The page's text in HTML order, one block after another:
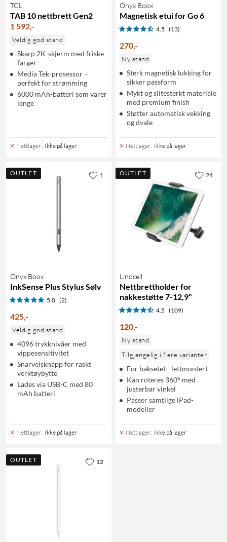
TCL
TAB 10 nettbrett Gen2
1 592,-
Veldig god stand
Skarp 2K-skjerm med friske
farger
Media Tek-prosessor –
perfekt for strømming
6000 mAh-batteri som varer
lenge
Nettlager: Ikke på lager
Onyx Boox
Magnetisk etui for Go 6
4.5 (13)
270,-
Ny stand
Sterk magnetisk lukking for
sikker passform
Mykt og slitesterkt materiale
med premium finish
Støtter automatisk vekking
og dvale
Nettlager: Ikke på lager
OUTLET
Onyx Boox
InkSense Plus Stylus Sølv
5.0 (2)
425,-
Veldig god stand
4096 trykknivåer med
vippesensitivitet
Snarveisknapp for raskt
verktøybytte
Lades via USB-C med 80
mAh batteri
Nettlager: Ikke på lager
1 OUTLET
Linocell
Nettbrettholder for
nakkestøtte 7-12,9"
4.5 (109)
120,-
Ny stand
Tilgjengelig i flere varianter
For baksetet - lettmontert
Kan roteres 360° med
justerbar vinkel
Passer samtlige iPad-
modeller
Nettlager: Ikke på lager
24
OUTLET 12